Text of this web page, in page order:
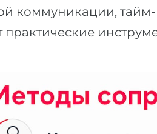
коммуникации,
практические